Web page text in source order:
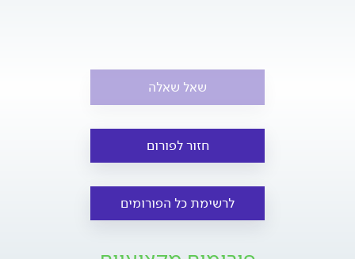
שאל שאלה
חזור לפורום
לרשימת כל הפורומים